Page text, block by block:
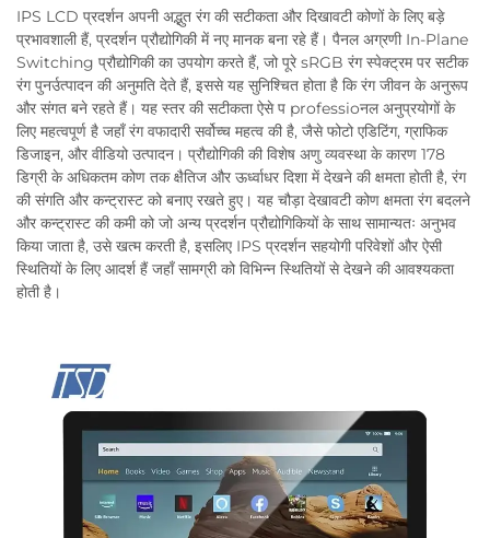
IPS LCD प्रदर्शन अपनी अद्भुत रंग की सटीकता और दिखावटी कोणों के लिए बड़े
प्रभावशाली हैं, प्रदर्शन प्रौद्योगिकी में नए मानक बना रहे हैं। पैनल अग्रणी In-Plane
Switching प्रौद्योगिकी का उपयोग करते हैं, जो पूरे sRGB रंग स्पेक्ट्रम पर सटीक
रंग पुनर्उत्पादन की अनुमति देते हैं, इससे यह सुनिश्चित होता है कि रंग जीवन के अनुरूप
और संगत बने रहते हैं। यह स्तर की सटीकता ऐसे प professioनल अनुप्रयोगों के
लिए महत्वपूर्ण है जहाँ रंग वफादारी सर्वोच्च महत्व की है, जैसे फोटो एडिटिंग, ग्राफिक
डिजाइन, और वीडियो उत्पादन। प्रौद्योगिकी की विशेष अणु व्यवस्था के कारण 178
डिग्री के अधिकतम कोण तक क्षैतिज और ऊर्ध्वाधर दिशा में देखने की क्षमता होती है, रंग
की संगति और कन्ट्रास्ट को बनाए रखते हुए। यह चौड़ा देखावटी कोण क्षमता रंग बदलने
और कन्ट्रास्ट की कमी को जो अन्य प्रदर्शन प्रौद्योगिकियों के साथ सामान्यतः अनुभव
किया जाता है, उसे खत्म करती है, इसलिए IPS प्रदर्शन सहयोगी परिवेशों और ऐसी
स्थितियों के लिए आदर्श हैं जहाँ सामग्री को विभिन्न स्थितियों से देखने की आवश्यकता
होती है।